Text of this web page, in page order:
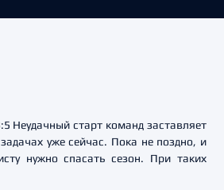
Неудачный старт команд заставляет
уже сейчас. Пока не поздно, и
нужно спасать сезон. При таких